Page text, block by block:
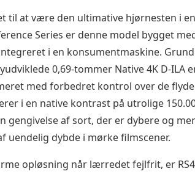
til at være den ultimative hjørnesten i
Series er denne model bygget
i en konsumentmaskine.
0,69-tommer Native 4K D-ILA
med forbedret kontrol over de
i en native kontrast på utrolige
gengivelse af sort, der er dybere og
uendelig dybde i mørke filmscener.
opløsning når lærredet fejlfrit, er